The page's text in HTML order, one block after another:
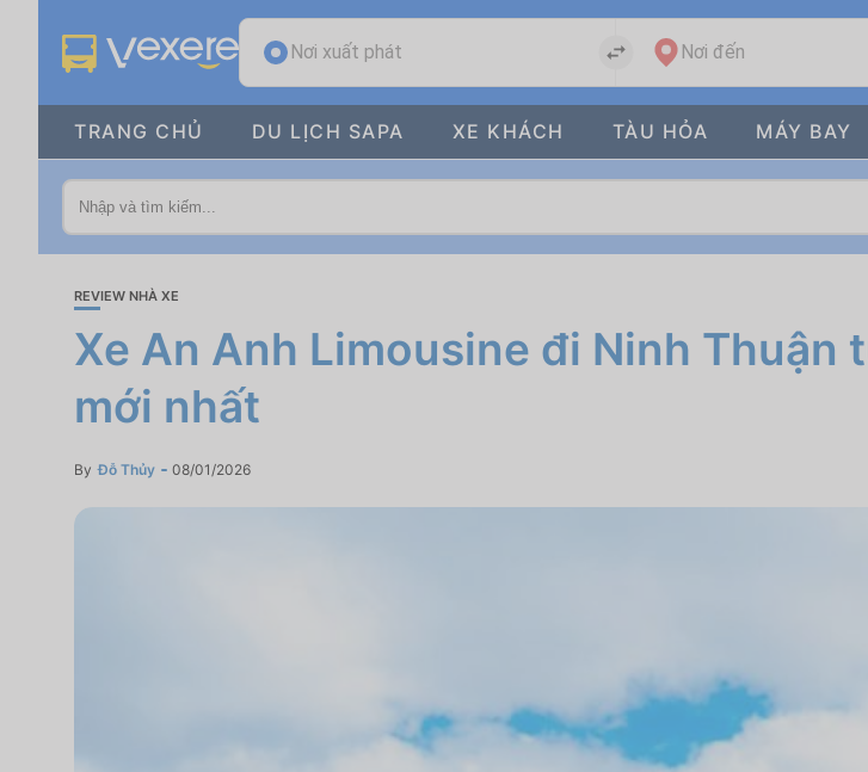
Nơi xuất phát Nơi đến
TRANG CHỦ DU LỊCH SAPA XE KHÁCH TÀU HỎA MÁY BAY
REVIEW NHÀ XE
Xe An Anh Limousine đi Ninh Thuận
mới nhất
By Đỗ Thủy 08/01/2026